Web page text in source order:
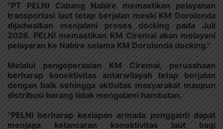
“PT PELNI Cabang Nabire memastikan pelayanan
transportasi laut tetap berjalan meski KM Dorolonda
dijadwalkan menjalani proses docking pada Juli
2026. PELNI memastikan KM Ciremai akan melayani
pelayaran ke Nabire selama KM Dorolonda docking.”
Melalui pengoperasian KM Ciremai, perusahaan
berharap konektivitas antarwilayah tetap berjalan
dengan baik sehingga aktivitas masyarakat maupun
distribusi barang tidak mengalami hambatan.
“PELNI berharap kesiapan armada pengganti dapat
menjaga kelancaran konektivitas laut bagi